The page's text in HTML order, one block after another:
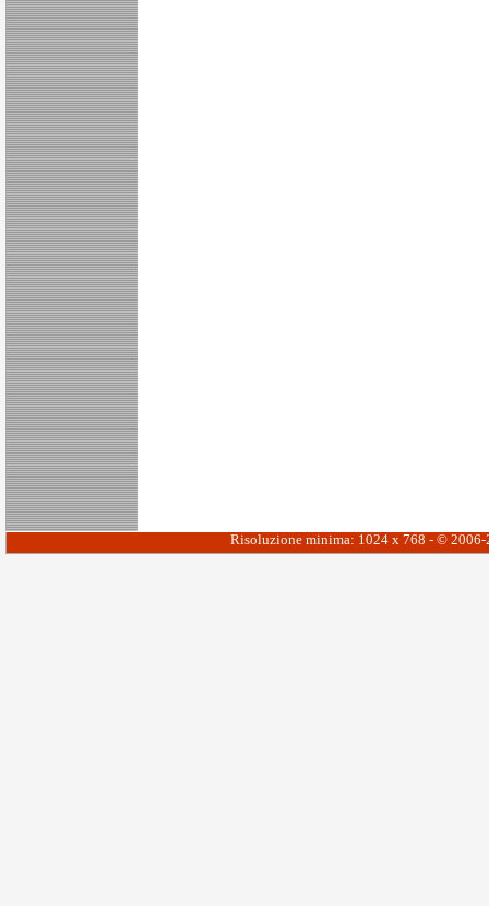
Risoluzione minima: 1024 x 768 - ©